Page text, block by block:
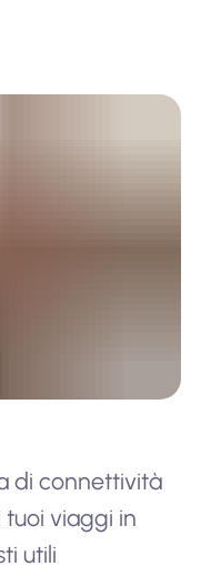
di connettività
viaggi in
utili